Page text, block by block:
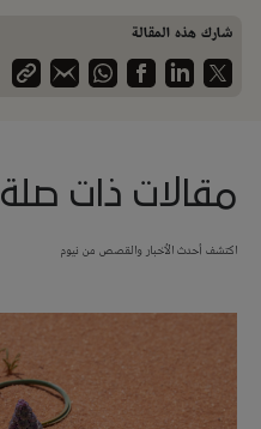
شارك هذه المقالة
مقالات ذات صلة
اكتشف أحدث الأخبار والقصص من نيوم